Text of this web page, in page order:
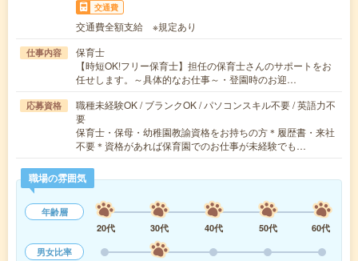
交通費
交通費全額支給 ※規定あり
仕事内容
保育士
【時短OK!フリー保育士】担任の保育士さんのサポートをお
任せします。～具体的なお仕事～・登園時のお迎…
応募資格
職種未経験OK / ブランクOK / パソコンスキル不要 / 英語力不
要
保育士・保母・幼稚園教諭資格をお持ちの方＊履歴書・来社
不要＊資格があれば保育園でのお仕事が未経験でも…
職場の雰囲気
年齢層
20代
30代 40代 50代
60代
男女比率